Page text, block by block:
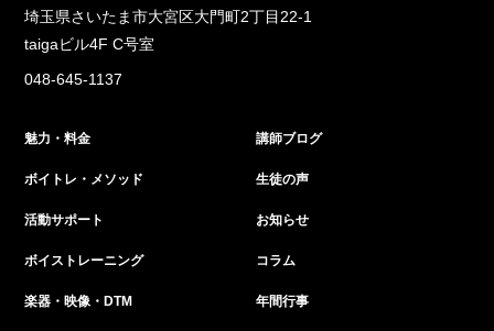
埼玉県さいたま市大宮区大門町2丁目22-1
taigaビル4F C号室
048-645-1137
魅力・料金
ボイトレ・メソッド
活動サポート
ボイストレーニング
楽器・映像・DTM
講師ブログ
生徒の声
お知らせ
コラム
年間行事